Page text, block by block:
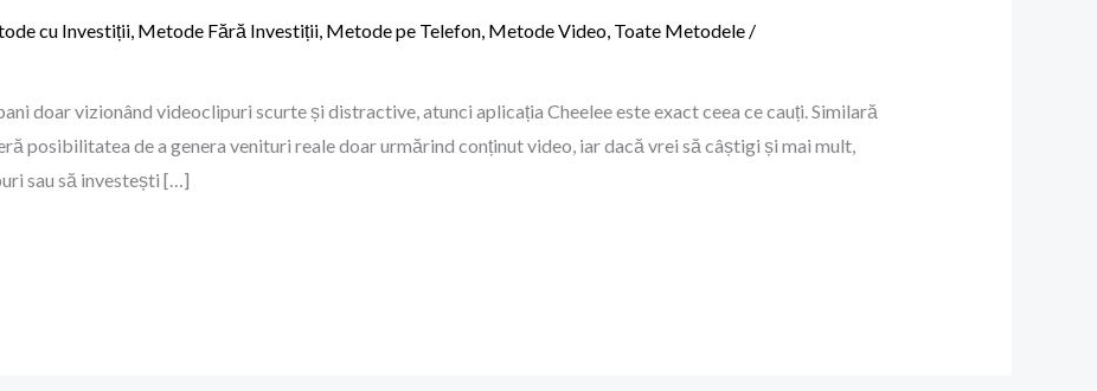
cu Investiții, Metode Fără Investiții, Metode pe Telefon, Metode Video, Toate Metodele/
doar vizionând videoclipuri scurte și distractive, atunci aplicația Cheelee este exact ceea ce cauți. Similară
posibilitatea de a genera venituri reale doar urmărind conținut video, iar dacă vrei să câștigi și mai mult,
sau să investești […]